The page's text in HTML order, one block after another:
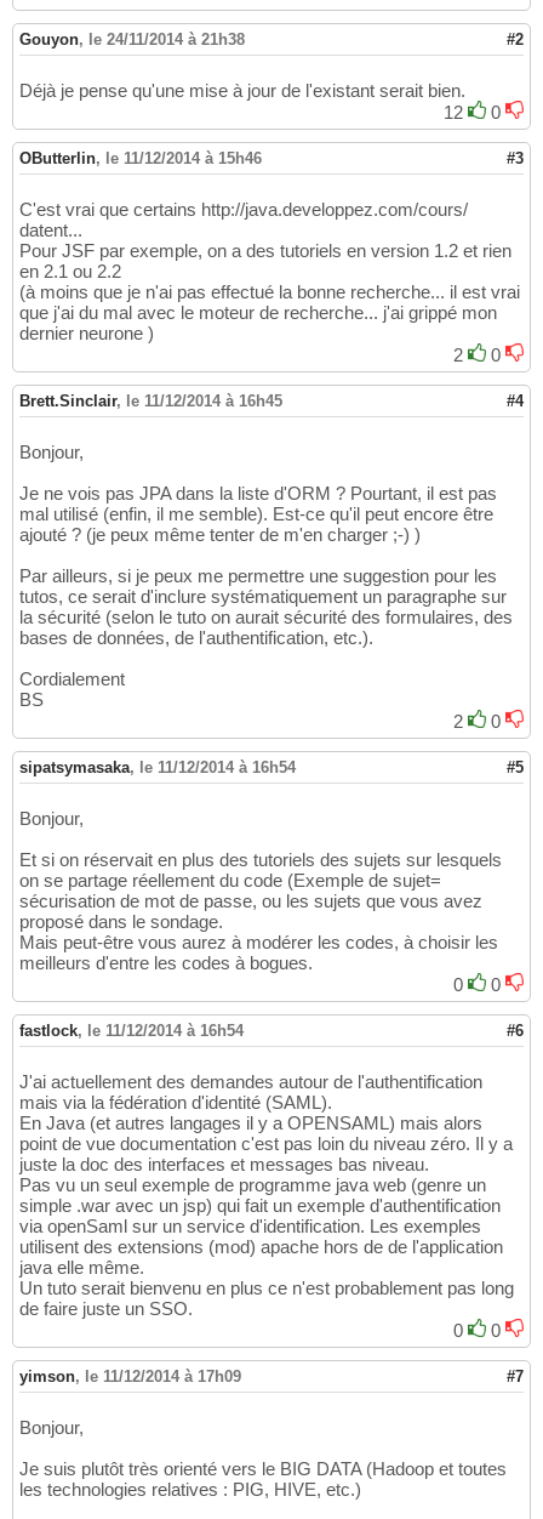
Gouyon, le 24/11/2014 à 21h38 #2
Déjà je pense qu'une mise à jour de l'existant serait bien.
12
0
OButterlin, le 11/12/2014 à 15h46 #3
C'est vrai que certains http://java.developpez.com/cours/
datent...
Pour JSF par exemple, on a des tutoriels en version 1.2 et rien
en 2.1 ou 2.2
(à moins que je n'ai pas effectué la bonne recherche... il est vrai
que j'ai du mal avec le moteur de recherche... j'ai grippé mon
dernier neurone )
2
0
Brett.Sinclair, le 11/12/2014 à 16h45 #4
Bonjour,
Je ne vois pas JPA dans la liste d'ORM ? Pourtant, il est pas
mal utilisé (enfin, il me semble). Est-ce qu'il peut encore être
ajouté ? (je peux même tenter de m'en charger ;-) )
Par ailleurs, si je peux me permettre une suggestion pour les
tutos, ce serait d'inclure systématiquement un paragraphe sur
la sécurité (selon le tuto on aurait sécurité des formulaires, des
bases de données, de l'authentification, etc.).
Cordialement
BS
2
0
sipatsymasaka, le 11/12/2014 à 16h54 #5
Bonjour,
Et si on réservait en plus des tutoriels des sujets sur lesquels
on se partage réellement du code (Exemple de sujet=
sécurisation de mot de passe, ou les sujets que vous avez
proposé dans le sondage.
Mais peut-être vous aurez à modérer les codes, à choisir les
meilleurs d'entre les codes à bogues.
0
0
fastlock, le 11/12/2014 à 16h54 #6
J'ai actuellement des demandes autour de l'authentification
mais via la fédération d'identité (SAML).
En Java (et autres langages il y a OPENSAML) mais alors
point de vue documentation c'est pas loin du niveau zéro. Il y a
juste la doc des interfaces et messages bas niveau.
Pas vu un seul exemple de programme java web (genre un
simple .war avec un jsp) qui fait un exemple d'authentification
via openSaml sur un service d'identification. Les exemples
utilisent des extensions (mod) apache hors de de l'application
java elle même.
Un tuto serait bienvenu en plus ce n'est probablement pas long
de faire juste un SSO.
0
0
yimson, le 11/12/2014 à 17h09 #7
Bonjour,
Je suis plutôt très orienté vers le BIG DATA (Hadoop et toutes
les technologies relatives : PIG, HIVE, etc.)